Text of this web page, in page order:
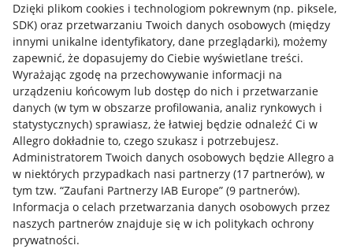
Dzięki plikom cookies i technologiom pokrewnym (np. piksele,
SDK) oraz przetwarzaniu Twoich danych osobowych (między
innymi unikalne identyfikatory, dane przeglądarki), możemy
zapewnić, że dopasujemy do Ciebie wyświetlane treści.
Wyrażając zgodę na przechowywanie informacji na
urządzeniu końcowym lub dostęp do nich i przetwarzanie
danych (w tym w obszarze profilowania, analiz rynkowych i
statystycznych) sprawiasz, że łatwiej będzie odnaleźć Ci w
Allegro dokładnie to, czego szukasz i potrzebujesz.
Administratorem Twoich danych osobowych będzie Allegro a
w niektórych przypadkach nasi partnerzy (17 partnerów), w
tym tzw. “Zaufani Partnerzy IAB Europe” (9 partnerów).
Informacja o celach przetwarzania danych osobowych przez
naszych partnerów znajduje się w ich politykach ochrony
prywatności.
Przydatne informacje
Jak to działa
Napisz do nas